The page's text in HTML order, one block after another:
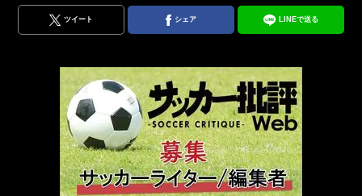
ツイート シェア LINEで送る